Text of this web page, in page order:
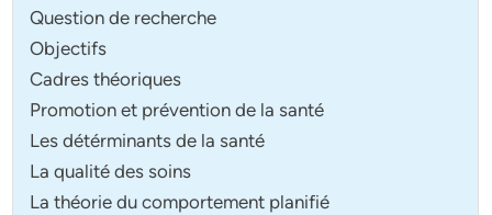
Question de recherche
Objectifs
Cadres théoriques
Promotion et prévention de la santé
Les détérminants de la santé
La qualité des soins
La théorie du comportement planifié